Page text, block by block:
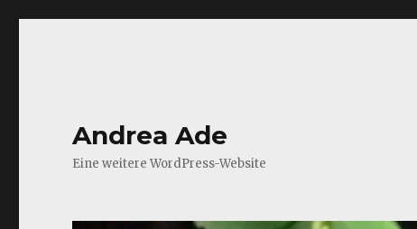
Andrea Ade
Eine weitere WordPress-Website